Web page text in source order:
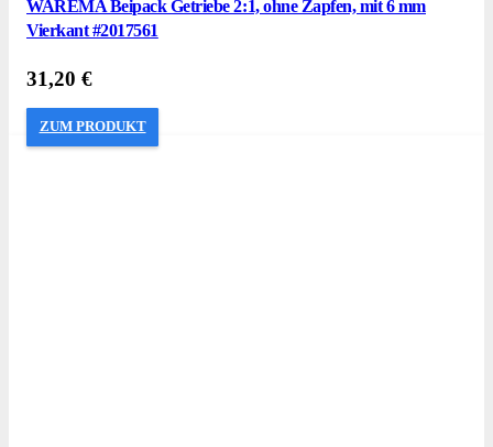
WAREMA Beipack Getriebe 2:1, ohne Zapfen, mit 6 mm
Vierkant #2017561
31,20 €
ZUM PRODUKT